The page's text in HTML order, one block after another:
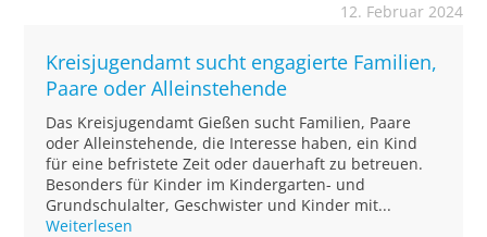
12. Februar 2024
Kreisjugendamt sucht engagierte Familien,
Paare oder Alleinstehende
Das Kreisjugendamt Gießen sucht Familien, Paare
oder Alleinstehende, die Interesse haben, ein Kind
für eine befristete Zeit oder dauerhaft zu betreuen.
Besonders für Kinder im Kindergarten- und
Grundschulalter, Geschwister und Kinder mit...
Weiterlesen